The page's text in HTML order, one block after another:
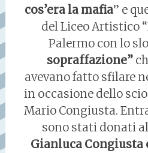
cos’era la mafia” e
del Liceo Artistico
Palermo con lo
sopraffazione”
avevano fatto sfilare
in occasione dello
Mario Congiusta.
sono stati donati
Gianluca Congiusta